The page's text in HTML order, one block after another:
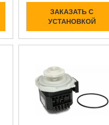
ЗАКАЗАТЬ С
УСТАНОВКОЙ